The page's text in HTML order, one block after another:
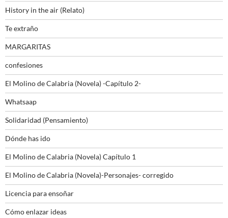
History in the air (Relato)
Te extraño
MARGARITAS
confesiones
El Molino de Calabria (Novela) -Capítulo 2-
Whatsaap
Solidaridad (Pensamiento)
Dónde has ido
El Molino de Calabria (Novela) Capítulo 1
El Molino de Calabria (Novela)-Personajes- corregido
Licencia para ensoñar
Cómo enlazar ideas